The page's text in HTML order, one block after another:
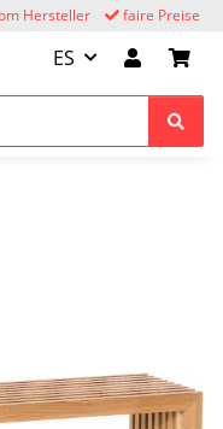
faire Preise
Hersteller
ES